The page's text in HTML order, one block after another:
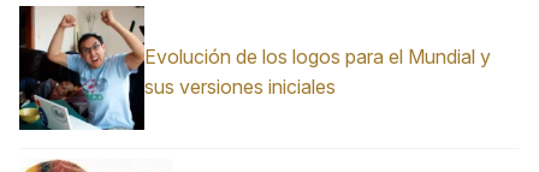
Evolución de los logos para el Mundial y
sus versiones iniciales